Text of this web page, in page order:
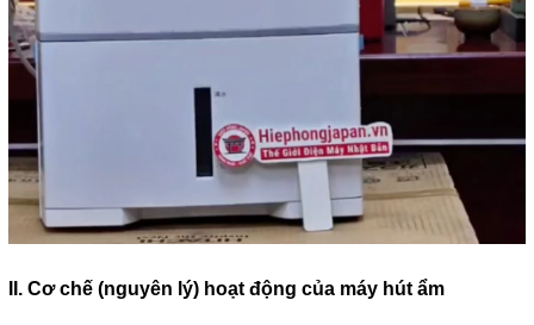
II. Cơ chế (nguyên lý) hoạt động của máy hút ẩm